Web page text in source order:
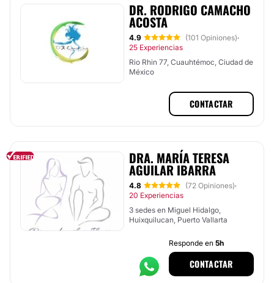
DR. RODRIGO CAMACHO
ACOSTA
4.9 (101 Opiniones)·
25 Experiencias
Rio Rhin 77, Cuauhtémoc, Ciudad de
México
CONTACTAR
DRA. MARÍA TERESA
AGUILAR IBARRA
4.8 (72 Opiniones)·
20 Experiencias
3 sedes en Miguel Hidalgo,
Huixquilucan, Puerto Vallarta
Responde en 5h
CONTACTAR